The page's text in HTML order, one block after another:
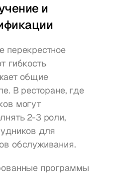
и
перекрестное
гибкость
общие
В ресторане, где
могут
2-3 роли,
для
обслуживания.
программы